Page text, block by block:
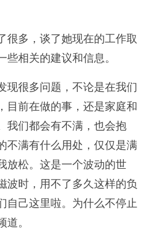
很多，谈了她现在的工作取
相关的建议和信息。
现很多问题，不论是在我们
目前在做的事，还是家庭和
我们都会有不满，也会抱
不满有什么用处，仅仅是满
放松。这是一个波动的世
波时，用不了多久这样的负
自己这里啦。为什么不停止
。